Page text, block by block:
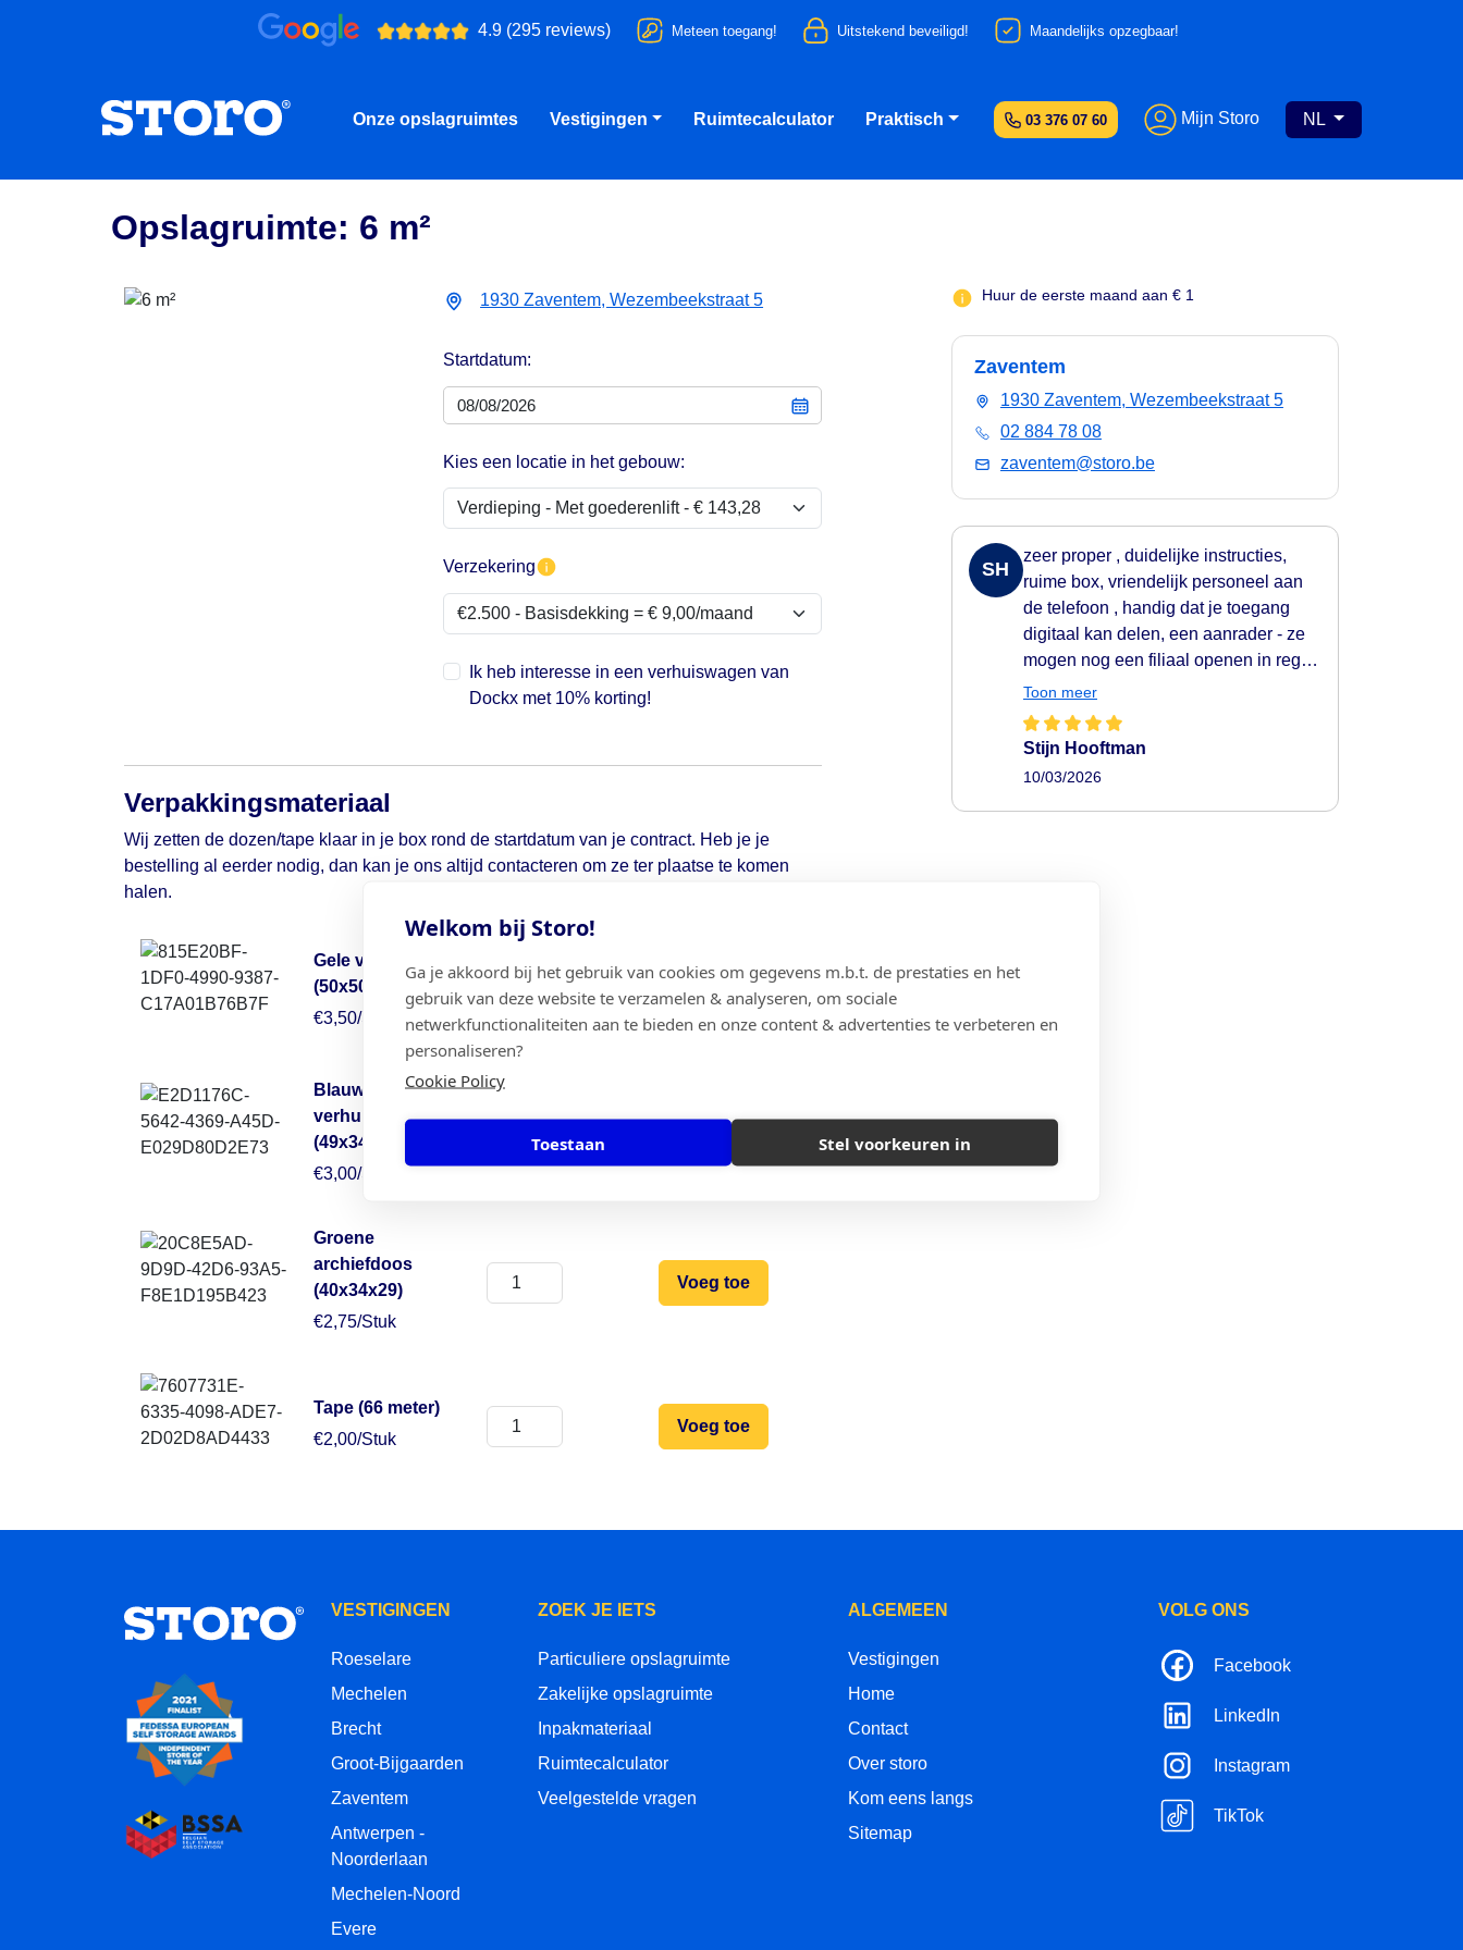
Welkom bij Storo!
Ga je akkoord bij het gebruik van cookies om gegevens m.b.t. de prestaties en het
gebruik van deze website te verzamelen & analyseren, om sociale
netwerkfunctionaliteiten aan te bieden en onze content & advertenties te verbeteren en
personaliseren?
Cookie Policy
Toestaan Stel voorkeuren in
4.9 (295 reviews) Meteen toegang! Uitstekend beveiligd! Maandelijks opzegbaar!
03 376 07 60 Mijn Storo NL
Onze opslagruimtes Vestigingen Ruimtecalculator Praktisch
Opslagruimte: 6 m²
1930 Zaventem, Wezembeekstraat 5
Startdatum:
Kies een locatie in het gebouw:
Verzekering
Ik heb interesse in een verhuiswagen van
Dockx met 10% korting!
Verpakkingsmateriaal
Wij zetten de dozen/tape klaar in je box rond de startdatum van je contract. Heb je je
bestelling al eerder nodig, dan kan je ons altijd contacteren om ze ter plaatse te komen
halen.
Gele verhuisdoos
(50x50x30)
€3,50/Stuk
Voeg toe
Blauwe
verhuisdoos
(49x34x38)
€3,00/Stuk
Groene
archiefdoos
(40x34x29)
€2,75/Stuk
Voeg toe
Tape (66 meter)
€2,00/Stuk
Voeg toe
Huur de eerste maand aan € 1
Zaventem
1930 Zaventem, Wezembeekstraat 5
02 884 78 08
zaventem@storo.be
SH
zeer proper , duidelijke instructies,
ruime box, vriendelijk personeel aan
de telefoon , handig dat je toegang
digitaal kan delen, een aanrader - ze
mogen nog een filiaal openen in regio
Bornem-Puurs ;-) Enige minpuntje, na
17u bel je via call-center - 10 minuten
voor er iemand opnam, maar wel zeer
Toon meer
Stijn Hooftman
10/03/2026
VESTIGINGEN
Roeselare
Mechelen
Brecht
Groot-Bijgaarden
Zaventem
Antwerpen -
Noorderlaan
Mechelen-Noord
Evere
ZOEK JE IETS
Particuliere opslagruimte
Zakelijke opslagruimte
Inpakmateriaal
Ruimtecalculator
Veelgestelde vragen
ALGEMEEN
Vestigingen
Home
Contact
Over storo
Kom eens langs
Sitemap
VOLG ONS
Facebook
LinkedIn
Instagram
TikTok